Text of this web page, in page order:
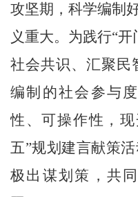
攻坚期，科学编制
义重大。为践行“
社会共识、汇聚民
编制的社会参与
性、可操作性，
五”规划建言献策
极出谋划策，共